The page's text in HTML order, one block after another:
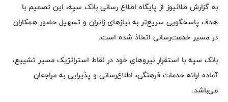
به گزارش طلانیوز از پایگاه اطلاع رسانی بانک سپه، این تصمیم با
هدف پاسخگویی سریع‌تر به نیازهای زائران و تسهیل حضور همکاران
در مسیر خدمت‌رسانی اتخاذ شده است.
بانک سپه با استقرار نیروهای خود در نقاط استراتژیک مسیر تشییع،
آماده ارائه خدمات فرهنگی، اطلاع‌رسانی و پذیرایی به مراجعان
می‌باشد.